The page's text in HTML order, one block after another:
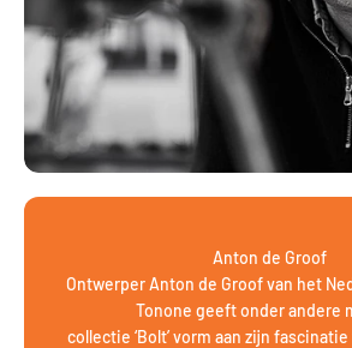
Anton de Groof
Ontwerper Anton de Groof van het
Tonone geeft onder andere
collectie ‘Bolt’ vorm aan zijn